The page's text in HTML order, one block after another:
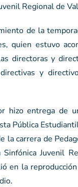
Regional de
de la
quien estuvo
directoras y
y
hizo entrega de
Pública
la carrera de
Juvenil
en la